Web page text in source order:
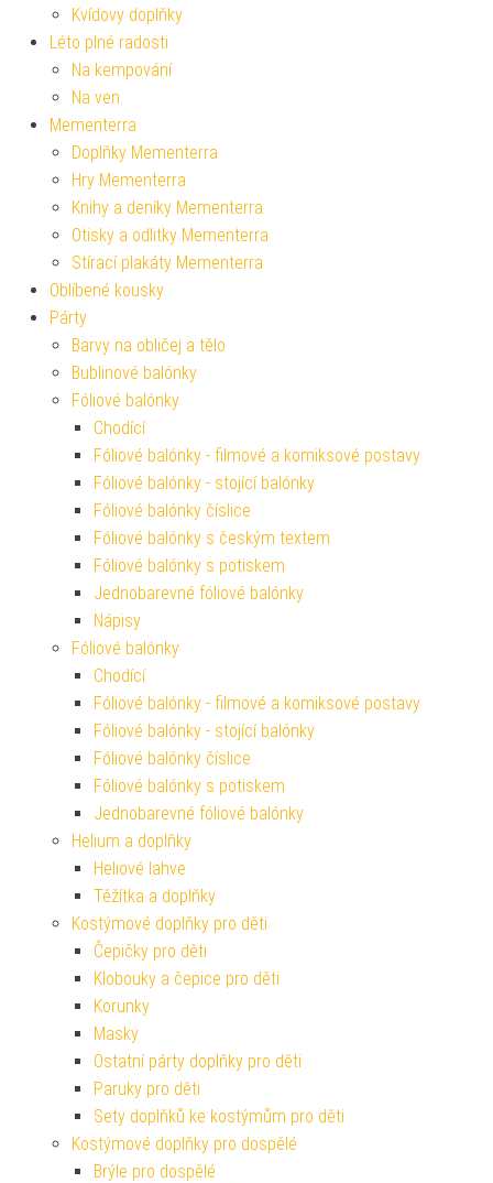
Kvídovy doplňky
Léto plné radosti
Na kempování
Na ven
Mementerra
Doplňky Mementerra
Hry Mementerra
Knihy a deníky Mementerra
Otisky a odlitky Mementerra
Stírací plakáty Mementerra
Oblíbené kousky
Párty
Barvy na obličej a tělo
Bublinové balónky
Fóliové balónky
Chodící
Fóliové balónky - filmové a komiksové postavy
Fóliové balónky - stojící balónky
Fóliové balónky číslice
Fóliové balónky s českým textem
Fóliové balónky s potiskem
Jednobarevné fóliové balónky
Nápisy
Fóliové balónky
Chodící
Fóliové balónky - filmové a komiksové postavy
Fóliové balónky - stojící balónky
Fóliové balónky číslice
Fóliové balónky s potiskem
Jednobarevné fóliové balónky
Helium a doplňky
Heliové lahve
Těžítka a doplňky
Kostýmové doplňky pro děti
Čepičky pro děti
Klobouky a čepice pro děti
Korunky
Masky
Ostatní párty doplňky pro děti
Paruky pro děti
Sety doplňků ke kostýmům pro děti
Kostýmové doplňky pro dospělé
Brýle pro dospělé